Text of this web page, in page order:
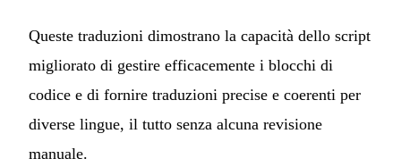
Queste traduzioni dimostrano la capacità dello script
migliorato di gestire efficacemente i blocchi di
codice e di fornire traduzioni precise e coerenti per
diverse lingue, il tutto senza alcuna revisione
manuale.